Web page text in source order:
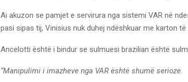
Ai akuzon se pamjet e servirura nga sistemi VAR në
pasi sipas tij, Vinisius nuk duhej ndëshkuar me karton të
Ancelotti është i bindur se sulmuesi brazilian është
“Manipulimi i imazheve nga VAR është shumë serioze.